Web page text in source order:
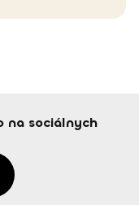
na sociálnych